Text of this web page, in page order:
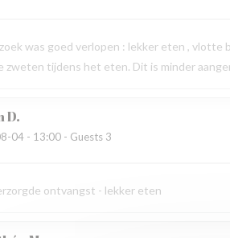
was goed verlopen : lekker eten , vlotte
zweten tijdens het eten. Dit is minder
D
04 - 13:00 - Guests 3
ontvangst - lekker eten